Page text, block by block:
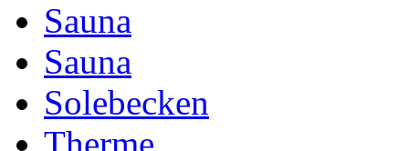
Sauna
Sauna
Solebecken